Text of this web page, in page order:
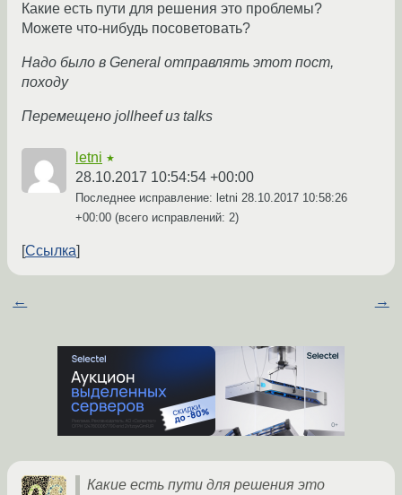
Какие есть пути для решения это проблемы?
Можете что-нибудь посоветовать?
Надо было в General отправлять этот пост,
походу
Перемещено jollheef из talks
letni ★
28.10.2017 10:54:54 +00:00
Последнее исправление: letni 28.10.2017 10:58:26
+00:00 (всего исправлений: 2)
Ссылка
← →
Какие есть пути для решения это